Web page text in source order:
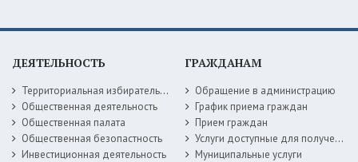
ДЕЯТЕЛЬНОСТЬ
Территориальная избирательная комиссия
Общественная деятельность
Общественная палата
Общественная безопастность
Инвестиционная деятельность
ГРАЖДАНАМ
Обращение в администрацию
График приема граждан
Прием граждан
Услуги доступные для получения в электронной форме
Муниципальные услуги